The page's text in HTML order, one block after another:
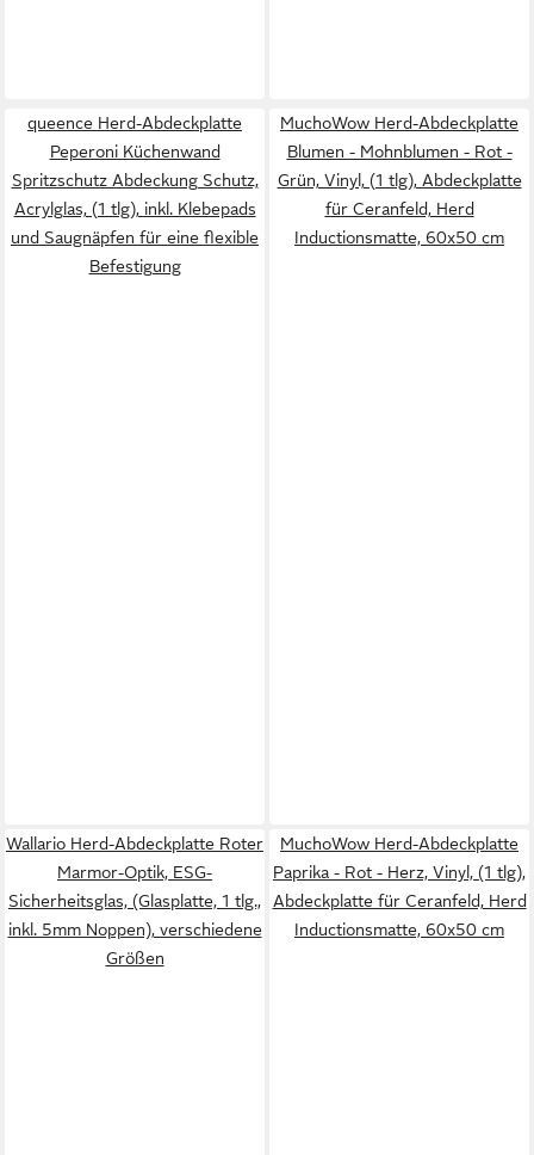
queence Herd-Abdeckplatte
Peperoni Küchenwand
Spritzschutz Abdeckung Schutz,
Acrylglas, (1 tlg), inkl. Klebepads
und Saugnäpfen für eine flexible
Befestigung
MuchoWow Herd-Abdeckplatte
Blumen - Mohnblumen - Rot -
Grün, Vinyl, (1 tlg), Abdeckplatte
für Ceranfeld, Herd
Inductionsmatte, 60x50 cm
Wallario Herd-Abdeckplatte Roter
Marmor-Optik, ESG-
Sicherheitsglas, (Glasplatte, 1 tlg.,
inkl. 5mm Noppen), verschiedene
Größen
MuchoWow Herd-Abdeckplatte
Paprika - Rot - Herz, Vinyl, (1 tlg),
Abdeckplatte für Ceranfeld, Herd
Inductionsmatte, 60x50 cm